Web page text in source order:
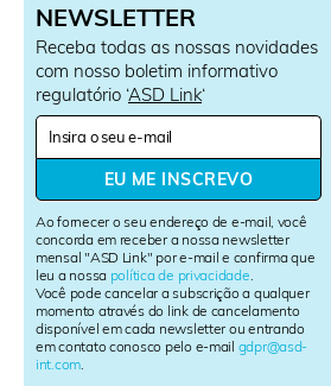
NEWSLETTER
Receba todas as nossas novidades
com nosso boletim informativo
regulatório ‘ASD Link‘
N
s
l
e
t
t
e
r
S
i
Ao fornecer o seu endereço de e-mail, você
concorda em receber a nossa newsletter
mensal "ASD Link" por e-mail e confirma que
leu a nossa política de privacidade
Você pode cancelar a subscrição a qualquer
momento através do link de cancelamento
disponível em cada newsletter ou entrando
em contato conosco pelo e-mail gdpr@asd-
int.com
EU ME INSCREVO